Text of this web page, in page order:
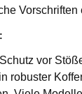
vor
robuster